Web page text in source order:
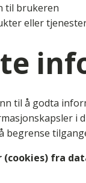
til brukeren
eller
til å godta
i
begrense
(cookies) fra